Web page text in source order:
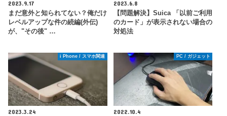
2023.9.17
まだ意外と知られてない？俺だけ
レベルアップな件の続編(外伝)
が、"その後" …
2023.6.8
【問題解決】Suica 「以前ご利用
のカード」が表示されない場合の
対処法
i Phone / スマホ関連
2023.3.24
PC / ガジェット
2022.10.4